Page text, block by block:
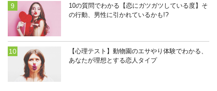
10の質問でわかる【恋にガツガツしている度】そ
の行動、男性に引かれているかも!?
【心理テスト】動物園のエサやり体験でわかる、
あなたが理想とする恋人タイプ